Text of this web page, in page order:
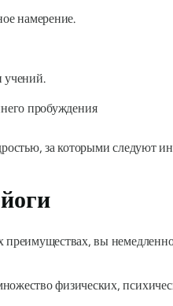
намерение.
учений.
пробуждения
за которыми следуют
вы
физических,